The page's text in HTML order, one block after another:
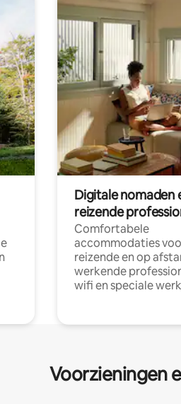
Digitale nomaden
reizende
Comfortabele
accommodaties
reizende en op
werkende
wifi en speciale
Voorzieningen